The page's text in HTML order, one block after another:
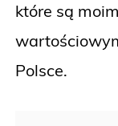
które są
Polsce.